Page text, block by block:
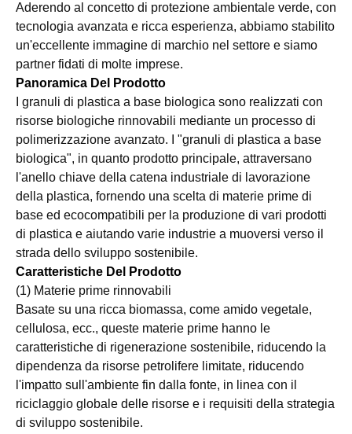
Aderendo al concetto di protezione ambientale verde, con
tecnologia avanzata e ricca esperienza, abbiamo stabilito
un'eccellente immagine di marchio nel settore e siamo
partner fidati di molte imprese.
Panoramica Del Prodotto
I granuli di plastica a base biologica sono realizzati con
risorse biologiche rinnovabili mediante un processo di
polimerizzazione avanzato. I "granuli di plastica a base
biologica", in quanto prodotto principale, attraversano
l'anello chiave della catena industriale di lavorazione
della plastica, fornendo una scelta di materie prime di
base ed ecocompatibili per la produzione di vari prodotti
di plastica e aiutando varie industrie a muoversi verso il
strada dello sviluppo sostenibile.
Caratteristiche Del Prodotto
(1) Materie prime rinnovabili
Basate su una ricca biomassa, come amido vegetale,
cellulosa, ecc., queste materie prime hanno le
caratteristiche di rigenerazione sostenibile, riducendo la
dipendenza da risorse petrolifere limitate, riducendo
l'impatto sull'ambiente fin dalla fonte, in linea con il
riciclaggio globale delle risorse e i requisiti della strategia
di sviluppo sostenibile.